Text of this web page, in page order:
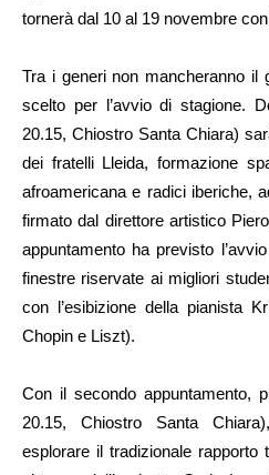
tornerà dal 10 al 19 novembre
Tra i generi non mancheranno il
scelto per l’avvio di stagione.
20.15, Chiostro Santa Chiara)
dei fratelli Lleida, formazione
afroamericana e radici iberiche,
firmato dal direttore artistico
appuntamento ha previsto
finestre riservate ai migliori
con l’esibizione della pianista
Chopin e Liszt).
Con il secondo appuntamento,
20.15, Chiostro Santa
esplorare il tradizionale rapporto